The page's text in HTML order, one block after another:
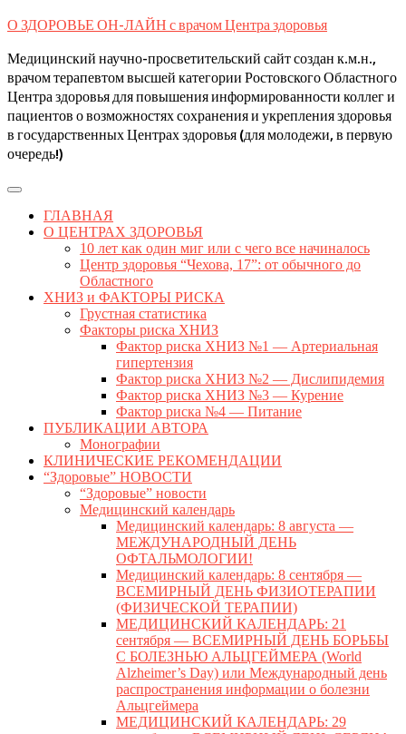
Skip
content
О ЗДОРОВЬЕ ОН-ЛАЙН с врачом Центра здоровья
Медицинский научно-просветительский сайт создан к.м.н.,
врачом терапевтом высшей категории Ростовского Областного
Центра здоровья для повышения информированности коллег и
пациентов о возможностях сохранения и укрепления здоровья
в государственных Центрах здоровья (для молодежи, в первую
очередь!)
Open
ButtonГЛАВНАЯ
О ЦЕНТРАХ ЗДОРОВЬЯ
10 лет как один миг или с чего все начиналось
Центр здоровья “Чехова, 17”: от обычного до
Областного
ХНИЗ и ФАКТОРЫ РИСКА
Грустная статистика
Факторы риска ХНИЗ
Фактор риска ХНИЗ №1 — Артериальная
гипертензия
Фактор риска ХНИЗ №2 — Дислипидемия
Фактор риска ХНИЗ №3 — Курение
Фактор риска №4 — Питание
ПУБЛИКАЦИИ АВТОРА
Монографии
КЛИНИЧЕСКИЕ РЕКОМЕНДАЦИИ
“Здоровые” НОВОСТИ
“Здоровые” новости
Медицинский календарь
Медицинский календарь: 8 августа —
МЕЖДУНАРОДНЫЙ ДЕНЬ
ОФТАЛЬМОЛОГИИ!
Медицинский календарь: 8 сентября —
ВСЕМИРНЫЙ ДЕНЬ ФИЗИОТЕРАПИИ
(ФИЗИЧЕСКОЙ ТЕРАПИИ)
МЕДИЦИНСКИЙ КАЛЕНДАРЬ: 21
сентября — ВСЕМИРНЫЙ ДЕНЬ БОРЬБЫ
С БОЛЕЗНЬЮ АЛЬЦГЕЙМЕРА (World
Alzheimer’s Day) или Международный день
распространения информации о болезни
Альцгеймера
МЕДИЦИНСКИЙ КАЛЕНДАРЬ: 29